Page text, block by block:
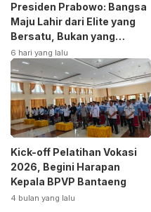
Presiden Prabowo: Bangsa
Maju Lahir dari Elite yang
Bersatu, Bukan yang
Terpecah
6 hari yang lalu
Kick-off Pelatihan Vokasi
2026, Begini Harapan
Kepala BPVP Bantaeng
4 bulan yang lalu